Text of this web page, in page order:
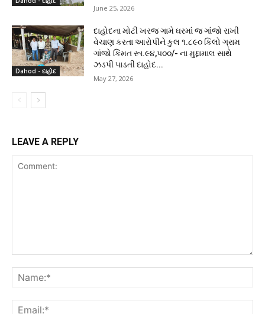
June 25, 2026
Dahod - દાહોદ
દાહોદના મોટી ખરજ ગામે ઘરમાં જ ગાંજો રાખી
વેચાણ કરતા આરોપીને કુલ ૧.૮૯૦ કિલો ગ્રામ
ગાંજો કિંમત રૂા.૯૪,૫૦૦/- ના મુદ્દામાલ સાથે
ઝડપી પાડતી દાહોદ...
May 27, 2026
LEAVE A REPLY